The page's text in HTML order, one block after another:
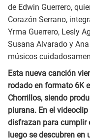
de Edwin Guerrero,
Corazón Serrano,
Yrma Guerrero, Lesly
Susana Alvarado y
músicos
Esta nueva canción
rodado en formato 6K
Chorrillos, siendo
piurana. En el
disfrazan para cumplir
luego se descubren en